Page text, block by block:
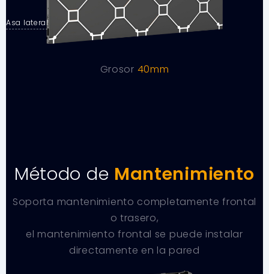
Grosor 40mm
Asa lateral
Método de Mantenimiento
Soporta mantenimiento completamente frontal
o trasero,
el mantenimiento frontal se puede instalar
directamente en la pared